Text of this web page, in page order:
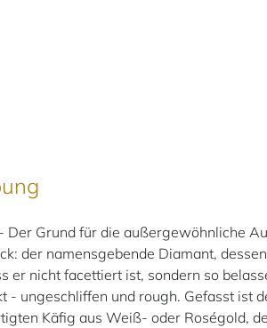
Grund für die außergewöhnliche
der namensgebende Diamant, dessen
er nicht facettiert ist, sondern so
- ungeschliffen und rough. Gefasst ist
Käfig aus Weiß- oder Roségold,